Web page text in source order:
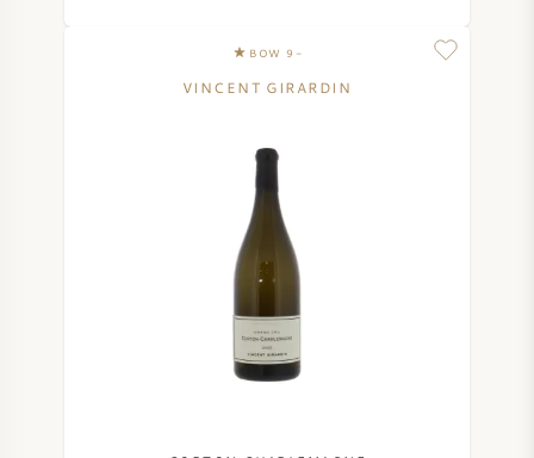
BOW 9-
VINCENT GIRARDIN